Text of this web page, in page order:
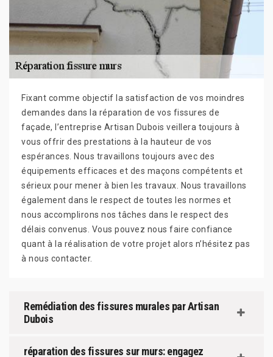
Fixant comme objectif la satisfaction de vos moindres
demandes dans la réparation de vos fissures de
façade, l’entreprise Artisan Dubois veillera toujours à
vous offrir des prestations à la hauteur de vos
espérances. Nous travaillons toujours avec des
équipements efficaces et des maçons compétents et
sérieux pour mener à bien les travaux. Nous travaillons
également dans le respect de toutes les normes et
nous accomplirons nos tâches dans le respect des
délais convenus. Vous pouvez nous faire confiance
quant à la réalisation de votre projet alors n’hésitez pas
à nous contacter.
Remédiation des fissures murales par Artisan
Dubois
réparation des fissures sur murs: engagez